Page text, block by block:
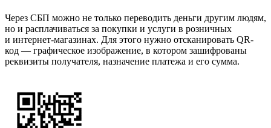
Через СБП можно не только переводить деньги другим людям,
но и расплачиваться за покупки и услуги в розничных
и интернет-магазинах. Для этого нужно отсканировать QR-
код — графическое изображение, в котором зашифрованы
реквизиты получателя, назначение платежа и его сумма.